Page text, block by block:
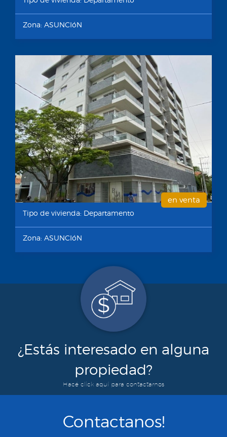
Zona: ASUNCIóN
en venta
Tipo de vivienda: Departamento
Zona: ASUNCIóN
¿Estás interesado en alguna
propiedad?
Hacé click aquí para contactarnos
Contactanos!